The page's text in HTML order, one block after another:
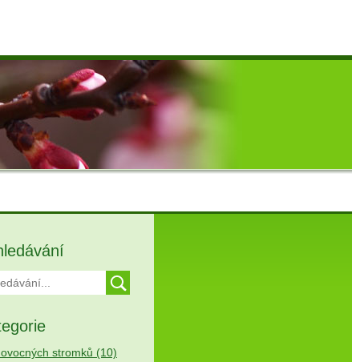
stromků (10)